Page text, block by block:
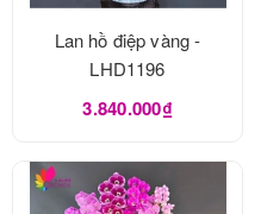
Lan hồ điệp vàng -
LHD1196
3.840.000₫